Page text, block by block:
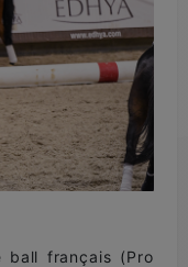
ball français (Pro